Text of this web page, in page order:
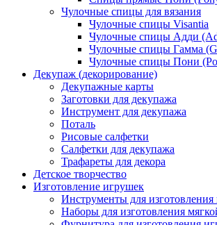
Чулочные спицы для вязания
Чулочные спицы Visantia
Чулочные спицы Адди
Чулочные спицы Гамма
Чулочные спицы Пони
Декупаж (декорирование)
Декупажные карты
Заготовки для декупажа
Инструмент для декупажа
Поталь
Рисовые салфетки
Салфетки для декупажа
Трафареты для декора
Детское творчество
Изготовление игрушек
Инструменты для
Наборы для изготовления